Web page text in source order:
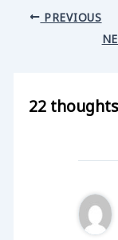
PREVIOUS
22 thoughts